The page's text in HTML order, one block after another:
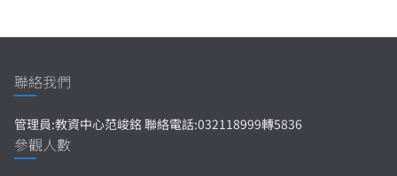
聯絡我們
管理員:教資中心范峻銘 聯絡電話:032118999轉5836
參觀人數